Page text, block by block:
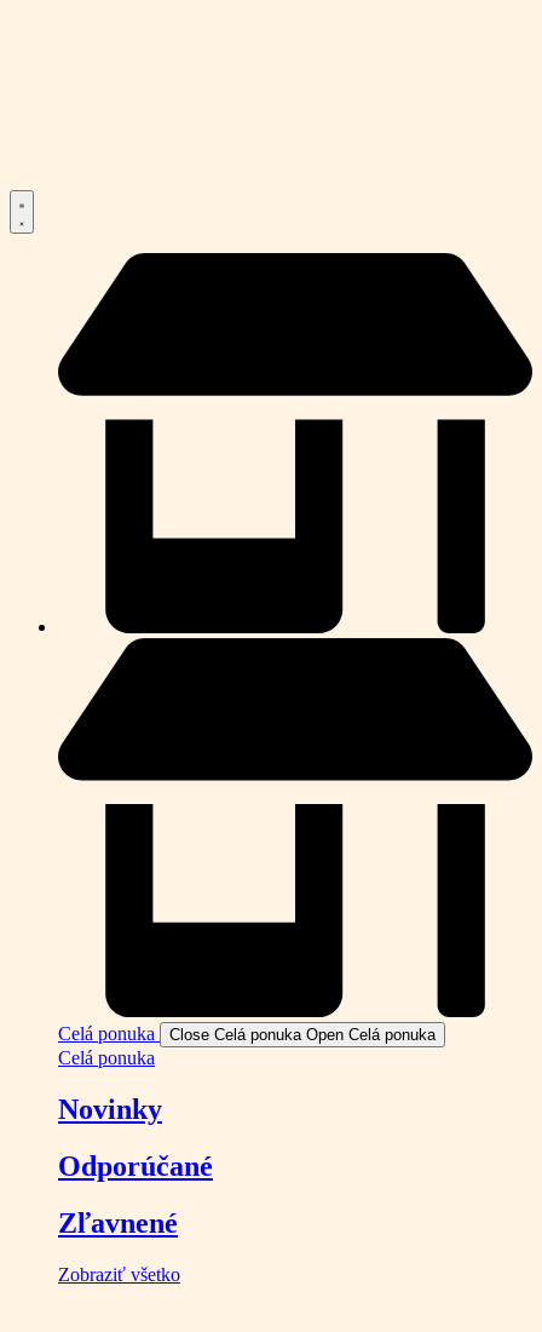
Celá ponuka Close Celá ponuka Open Celá ponuka
Celá ponuka
Novinky
Odporúčané
Zľavnené
Zobraziť všetko